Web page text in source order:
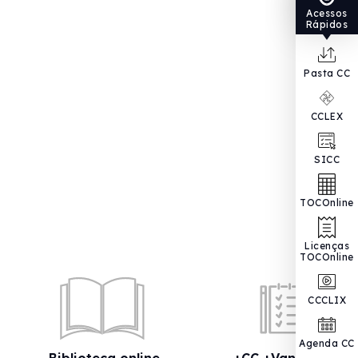
Acessos
Rápidos
Pasta CC
CCLEX
SICC
TOCOnline
Licenças
TOCOnline
CCCLIX
Agenda CC